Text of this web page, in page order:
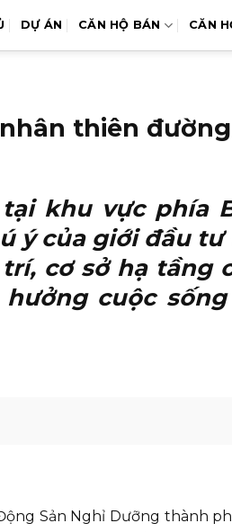
DỰ ÁN CĂN HỘ BÁN CĂN
thiên
khu vực phía
ý của giới đầu tư
cơ sở hạ tầng
cuộc
Sản Nghỉ Dưỡng thành